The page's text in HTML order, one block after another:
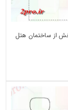
از ساختمان هتل